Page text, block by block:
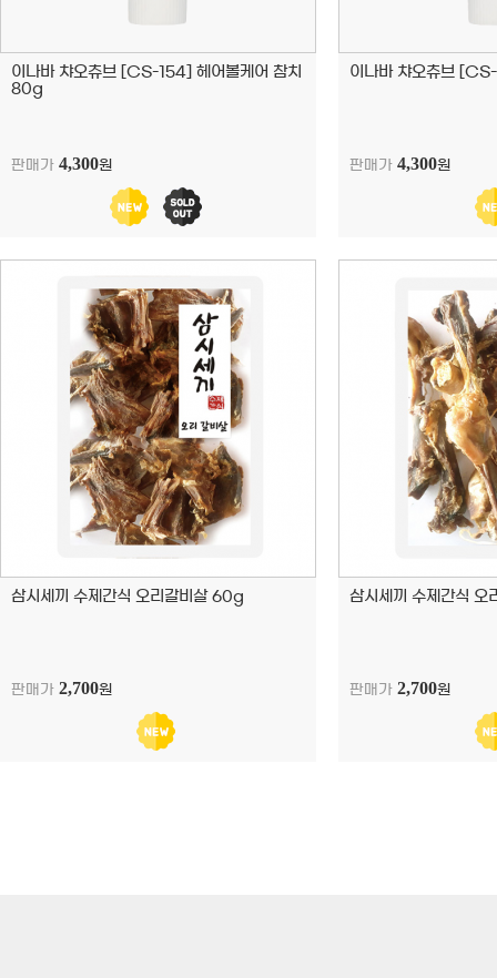
이나바 챠오츄브 [CS-154] 헤어볼케어 참치
80g
판매가 4,300원
이나바 챠오츄브
판매가 4,300원
삼시세끼 수제간식 오리갈비살 60g
판매가 2,700원
삼시세끼 수제간식
판매가 2,700원